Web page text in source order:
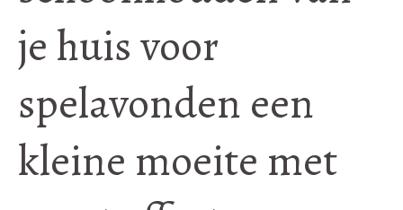
je huis voor
spelavonden een
kleine moeite met